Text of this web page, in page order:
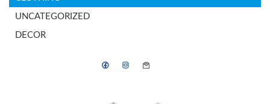
UNCATEGORIZED
DECOR